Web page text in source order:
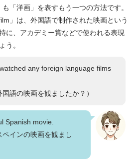
「洋画」を表すもう一つの方法です。
」は、外国語で制作された映画という
に、アカデミー賞などで使われる表現
う。
any foreign language films
国語の映画を観ましたか？）
Spanish movie.
ペインの映画を観まし